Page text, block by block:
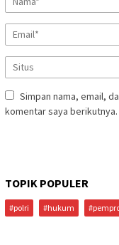
Simpan nama, email,
komentar saya berikutnya.
TOPIK POPULER
#polri #hukum